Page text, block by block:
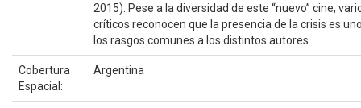
2015). Pese a la diversidad de este “nuevo” cine,
críticos reconocen que la presencia de la crisis es
los rasgos comunes a los distintos autores.
Cobertura
Espacial:
Argentina